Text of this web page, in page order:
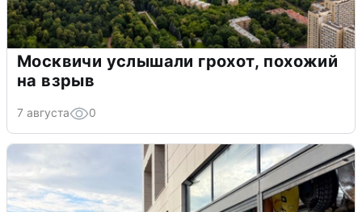
Москвичи услышали грохот, похожий
на взрыв
7 августа 0